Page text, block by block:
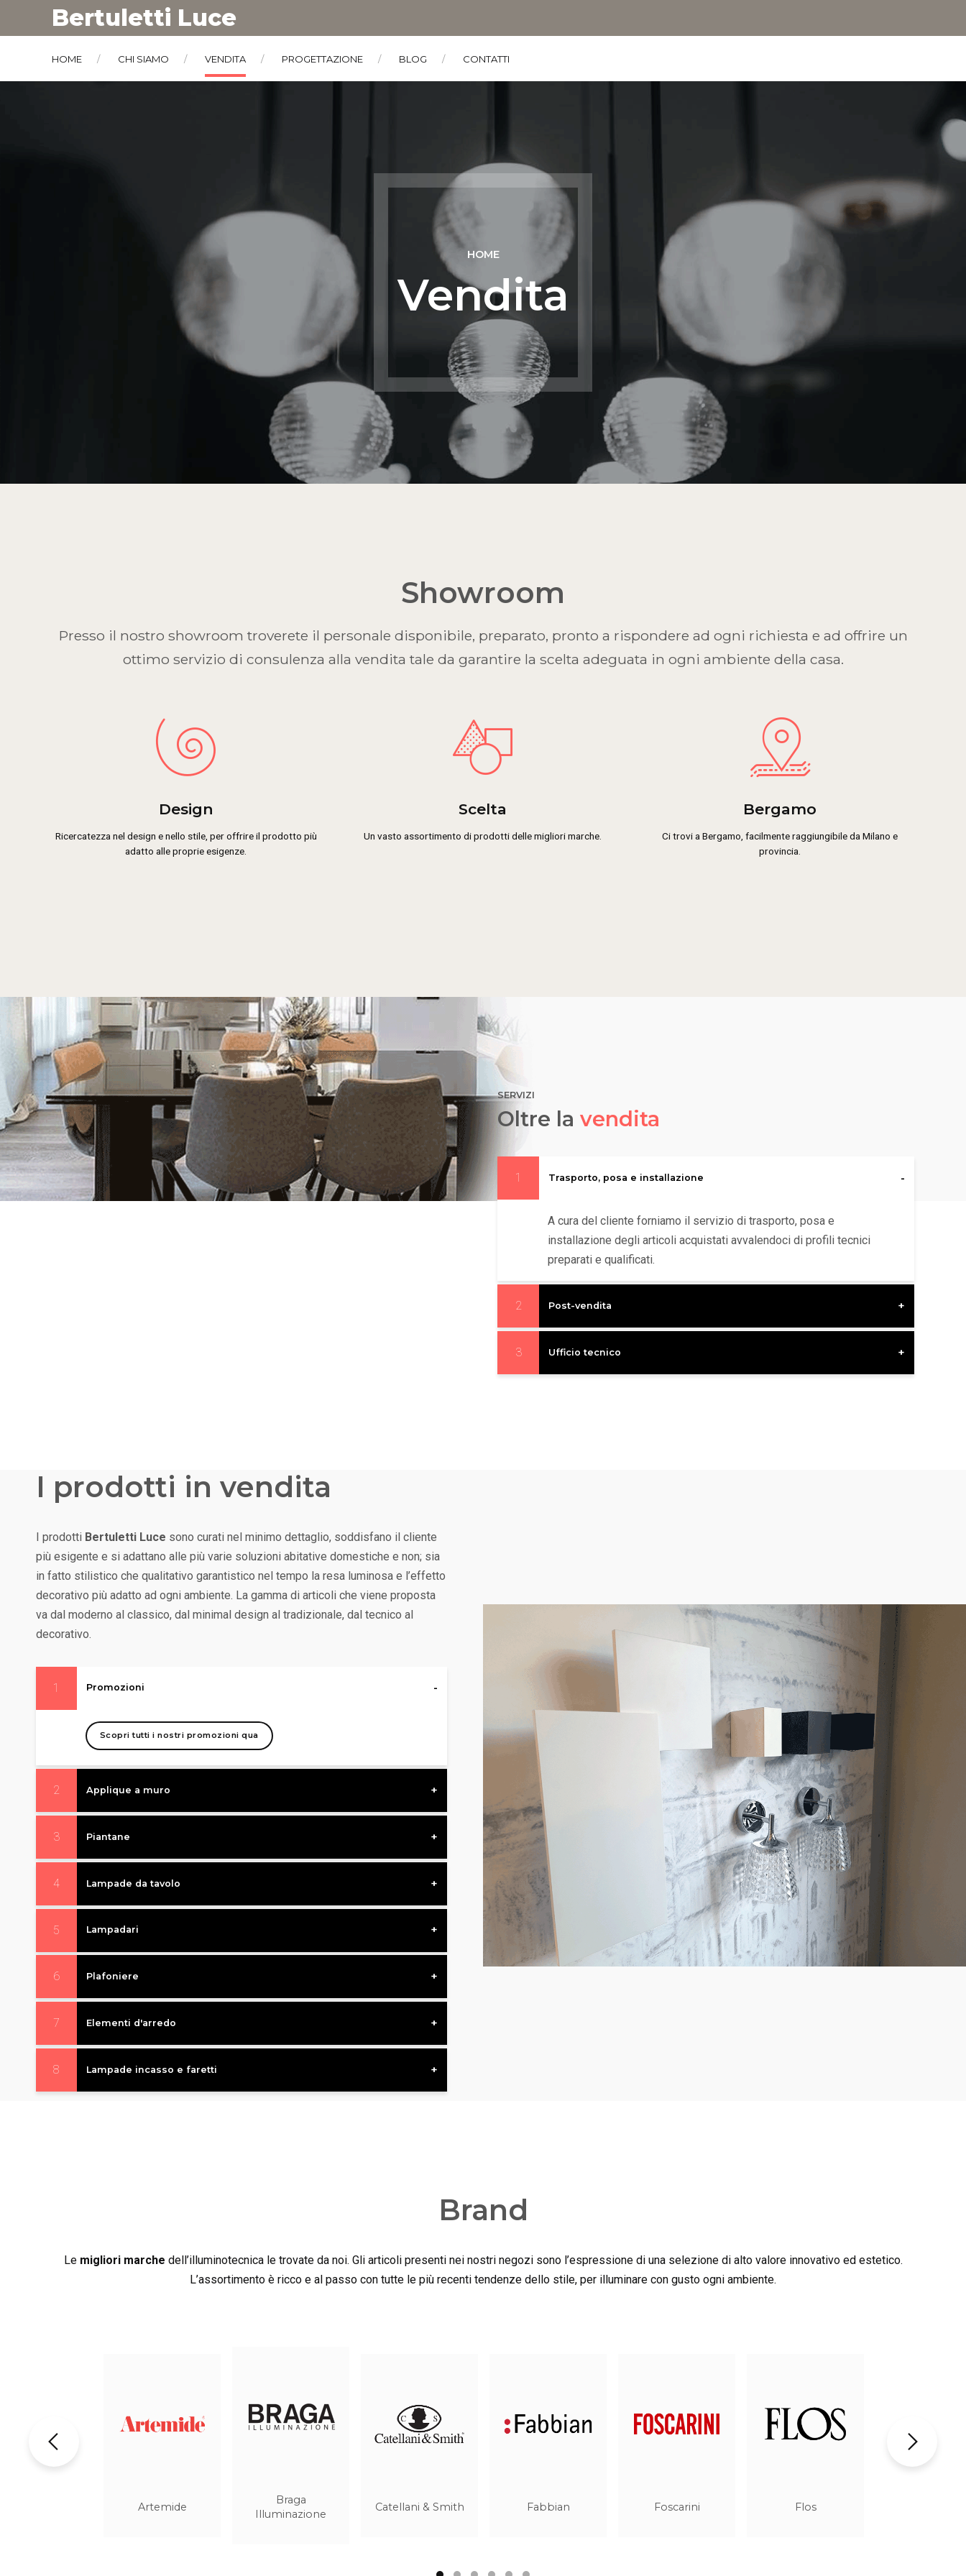
Bertuletti Luce
HOME CHI SIAMO VENDITA PROGETTAZIONE BLOG CONTATTI
HOME
Vendita
Showroom
Presso il nostro showroom troverete il personale disponibile, preparato, pronto a rispondere ad ogni richiesta e ad offrire un
ottimo servizio di consulenza alla vendita tale da garantire la scelta adeguata in ogni ambiente della casa.
Design
Ricercatezza nel design e nello stile, per offrire il prodotto più
adatto alle proprie esigenze.
Scelta
Un vasto assortimento di prodotti delle migliori marche.
Bergamo
Ci trovi a Bergamo, facilmente raggiungibile da Milano e
provincia.
SERVIZI
Oltre la vendita
1 Trasporto, posa e installazione
A cura del cliente forniamo il servizio di trasporto, posa e
installazione degli articoli acquistati avvalendoci di profili tecnici
preparati e qualificati.
2 Post-vendita
3 Ufficio tecnico
I prodotti in vendita
I prodotti Bertuletti Luce sono curati nel minimo dettaglio, soddisfano il cliente
più esigente e si adattano alle più varie soluzioni abitative domestiche e non; sia
in fatto stilistico che qualitativo garantistico nel tempo la resa luminosa e l’effetto
decorativo più adatto ad ogni ambiente. La gamma di articoli che viene proposta
va dal moderno al classico, dal minimal design al tradizionale, dal tecnico al
decorativo.
1 Promozioni
Scopri tutti i nostri promozioni qua
2 Applique a muro
3 Piantane
4 Lampade da tavolo
5 Lampadari
6 Plafoniere
7 Elementi d'arredo
8 Lampade incasso e faretti
Brand
Le migliori marche dell’illuminotecnica le trovate da noi. Gli articoli presenti nei nostri negozi sono l’espressione di una selezione di alto valore innovativo ed estetico.
L’assortimento è ricco e al passo con tutte le più recenti tendenze dello stile, per illuminare con gusto ogni ambiente.
Fontana Arte i-lèd Luce Plan Lumen Center Linea Light Micron